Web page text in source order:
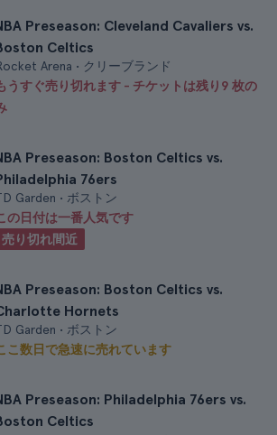
Preseason: Cleveland Cavaliers vs.
Celtics
Arena • クリーブランド
うすぐ売り切れます - チケットは残り9 枚の
Preseason: Boston Celtics vs.
76ers
Garden • ボストン
の日付は一番人気です
売り切れ間近
Preseason: Boston Celtics vs.
Hornets
Garden • ボストン
こ数日で急速に売れています
Preseason: Philadelphia 76ers vs.
Celtics